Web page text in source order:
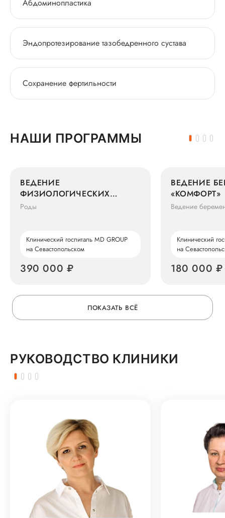
Абдоминопластика
Эндопротезирование тазобедренного сустава
Сохранение фертильности
НАШИ ПРОГРАММЫ
ВЕДЕНИЕ
ФИЗИОЛОГИЧЕСКИХ
ОДНОПЛОДНЫХ РОДОВ
Роды
Клинический госпиталь MD GROUP
на Севастопольском
390 000 ₽
ВЕДЕНИЕ
«КОМФОРТ»
Ведение
Клинический
на
180 000 ₽
ПОКАЗАТЬ ВСЁ
РУКОВОДСТВО КЛИНИКИ